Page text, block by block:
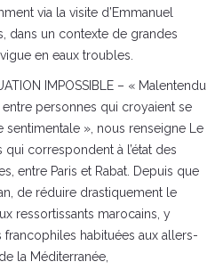
via la visite d’Emmanuel
dans un contexte de grandes
en eaux troubles.
IMPOSSIBLE – « Malentendu
personnes qui croyaient se
», nous renseigne Le
qui correspondent à l’état des
entre Paris et Rabat. Depuis que
de réduire drastiquement le
ressortissants marocains, y
habituées aux allers-
la Méditerranée,